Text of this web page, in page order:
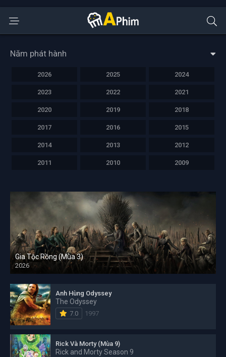
Năm phát hành
2026 2025 2024
2023 2022 2021
2020 2019 2018
2017 2016 2015
2014 2013 2012
2011 2010 2009
Gia Tộc Rồng (Mùa 3)
2026
Anh Hùng Odyssey
The Odyssey
7.0 1997
Rick Và Morty (Mùa 9)
Rick and Morty Season 9